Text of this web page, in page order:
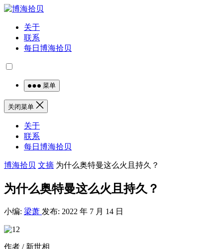
关于
联系
每日博海拾贝
菜单
关闭菜单
关于
联系
每日博海拾贝
博海拾贝 文摘 为什么奥特曼这么火且持久？
为什么奥特曼这么火且持久？
小编: 梁萧 发布: 2022 年 7 月 14 日
作者 / 新世相